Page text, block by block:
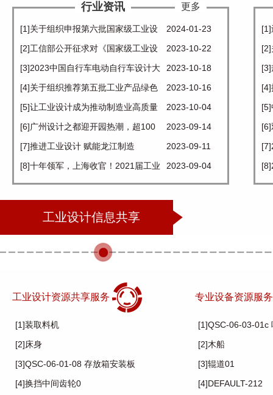
行业资讯 更多
[1]关于组织申报第六批国家级工业设
计中心认定和第一批复核工作的通知
2024-01-23
[2]工信部公开征求对《国家级工业设
计中心认定管理办法》（征求意见
稿）的意见
2023-10-22
[3]2023中国自行车电动自行车设计大
赛暨两轮车时尚品牌周在宜兴成功举
办
2023-10-18
[4]关于组织推荐第五批工业产品绿色
设计示范企业的通知
2023-10-16
[5]让工业设计成为推动制造业高质量
发展的引擎重庆提速创建“设计之都”
2023-10-04
[6]广州设计之都迎开园热潮，超100
家设计领军企业入驻
2023-09-14
[7]推进工业设计 赋能龙江制造
2023-09-11
[8]十年领军，上海收官！2021届工业
设计领军人才毕业啦
2023-09-04
业
设
展
通
务
新
度
工
工业设计信息共享
工业设计资源共享服务
[1]装取料机
[2]床身
[3]QSC-06-01-08 存放箱安装板
[4]换挡中间齿轮0
专业设备资源服
[1]QSC-06-03-01c
[2]木船
[3]辊道01
[4]DEFAULT-212